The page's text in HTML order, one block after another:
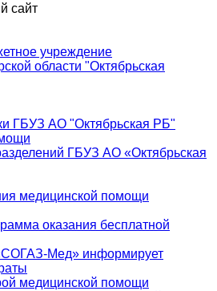
сайт
учреждение
области "Октябрьская
ГБУЗ АО "Октябрьская РБ"
ГБУЗ АО «Октябрьская
медицинской помощи
оказания бесплатной
Мед» информирует
медицинской помощи